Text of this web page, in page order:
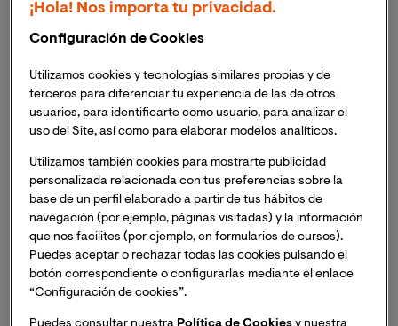
El 13 de febrero pasado laDra. Consuelo García
Tamarit
se incorporó a la Universidad Internacional de
Innovación Educativa. Desde su posición, encabezará el
vicerrectorado en su misión de proporcionar a los
docentes de VIU las herramientas pedagógicas que les
permitan ofrecer la mejor experiencia formativa a los
estudiantes de la universidad, a la vez que impulsa y
dinamiza la innovación en los diversos campos de la
docencia y la educación.
La Dra. García Tamarit es doctora en Educación y TIC
(e-learning), máster en Sociedad de la Información y el
Conocimiento y licenciada en Psicología. Ha sido
¡Hola! Nos importa tu privacidad.
Configuración de Cookies
Utilizamos cookies y tecnologías similares propias y de
terceros para diferenciar tu experiencia de las de otros
usuarios, para identificarte como usuario, para analizar el
uso del Site, así como para elaborar modelos analíticos.
Utilizamos también cookies para mostrarte publicidad
personalizada relacionada con tus preferencias sobre la
base de un perfil elaborado a partir de tus hábitos de
navegación (por ejemplo, páginas visitadas) y la información
que nos facilites (por ejemplo, en formularios de cursos).
Puedes aceptar o rechazar todas las cookies pulsando el
botón correspondiente o configurarlas mediante el enlace
“Configuración de cookies”.